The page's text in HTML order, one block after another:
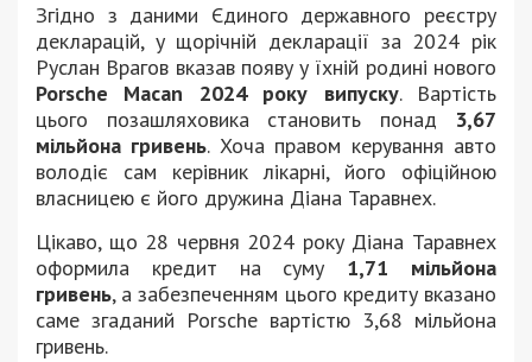
Згідно з даними Єдиного державного реєстру
декларацій, у щорічній декларації за 2024 рік
Руслан Врагов вказав появу у їхній родині нового
Porsche Macan 2024 року випуску. Вартість
цього позашляховика становить понад 3,67
мільйона гривень. Хоча правом керування авто
володіє сам керівник лікарні, його офіційною
власницею є його дружина Діана Таравнех.
Цікаво, що 28 червня 2024 року Діана Таравнех
оформила кредит на суму 1,71 мільйона
гривень, а забезпеченням цього кредиту вказано
саме згаданий Porsche вартістю 3,68 мільйона
гривень.